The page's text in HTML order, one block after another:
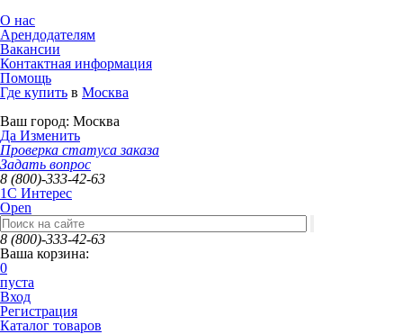
О нас
Арендодателям
Вакансии
Контактная информация
Помощь
Где купить в Москва
Ваш город: Москва
Да Изменить
Проверка статуса заказа
Задать вопрос
8 (800)-333-42-63
1C Интерес
Open
8 (800)-333-42-63
Ваша корзина:
0
пуста
Вход
Регистрация
Каталог товаров